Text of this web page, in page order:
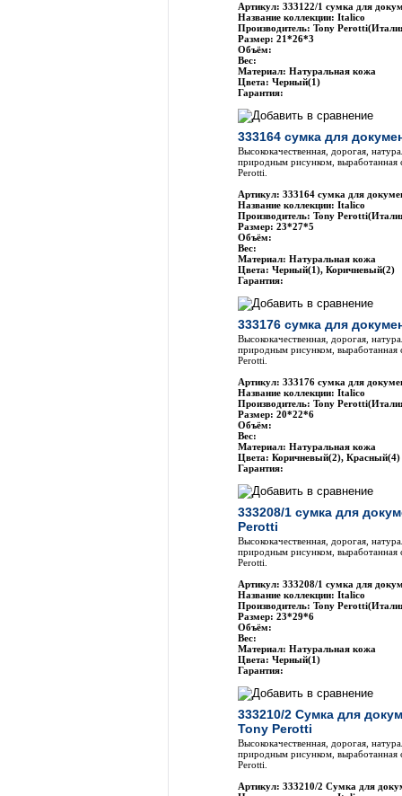
Артикул: 333122/1 сумка для
Название коллекции: Italico
Производитель: Tony
Размер: 21*26*3
Объём:
Вес:
Материал: Натуральная кожа
Цвета: Черный(1)
Гарантия:
333164 сумка для
Высококачественная, дорогая,
природным рисунком, выработанная
Perotti.
Артикул: 333164 сумка для
Название коллекции: Italico
Производитель: Tony
Размер: 23*27*5
Объём:
Вес:
Материал: Натуральная кожа
Цвета: Черный(1), Коричневый(2)
Гарантия:
333176 сумка для
Высококачественная, дорогая,
природным рисунком, выработанная
Perotti.
Артикул: 333176 сумка для
Название коллекции: Italico
Производитель: Tony
Размер: 20*22*6
Объём:
Вес:
Материал: Натуральная кожа
Цвета: Коричневый(2), Красный(4)
Гарантия:
333208/1 сумка для
Perotti
Высококачественная, дорогая,
природным рисунком, выработанная
Perotti.
Артикул: 333208/1 сумка для
Название коллекции: Italico
Производитель: Tony
Размер: 23*29*6
Объём:
Вес:
Материал: Натуральная кожа
Цвета: Черный(1)
Гарантия:
333210/2 Сумка для
Tony Perotti
Высококачественная, дорогая,
природным рисунком, выработанная
Perotti.
Артикул: 333210/2 Сумка для